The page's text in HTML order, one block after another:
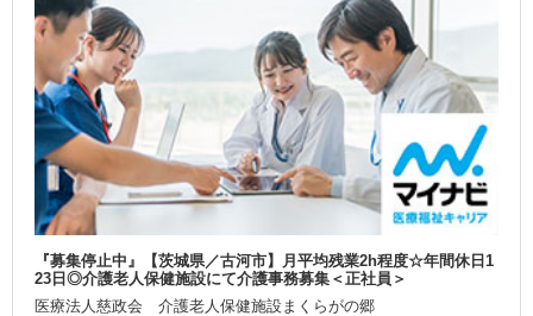
『募集停止中』【茨城県／古河市】月平均残業2h程度☆年間休日1
23日◎介護老人保健施設にて介護事務募集＜正社員＞
医療法人慈政会 介護老人保健施設まくらがの郷